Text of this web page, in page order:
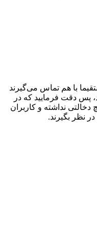
با هم تماس می‌گیرند
پس دقت فرمایید که در
نداشته و کاربران
نظر بگیرند.